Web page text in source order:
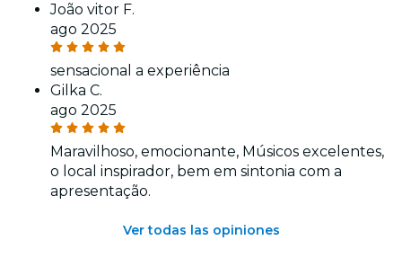
João vitor F.
ago 2025
sensacional a experiência
Gilka C.
ago 2025
Maravilhoso, emocionante, Músicos excelentes,
o local inspirador, bem em sintonia com a
apresentação.
Ver todas las opiniones